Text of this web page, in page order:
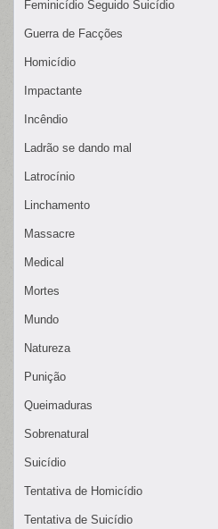
Feminicídio Seguido Suicídio
Guerra de Facções
Homicídio
Impactante
Incêndio
Ladrão se dando mal
Latrocínio
Linchamento
Massacre
Medical
Mortes
Mundo
Natureza
Punição
Queimaduras
Sobrenatural
Suicídio
Tentativa de Homicídio
Tentativa de Suicídio